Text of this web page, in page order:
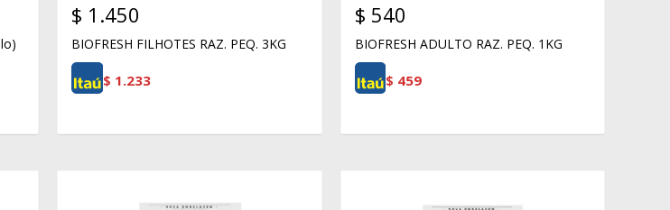
$ 1.450
BIOFRESH FILHOTES RAZ. PEQ. 3KG
$ 1.233
$ 540
BIOFRESH ADULTO RAZ. PEQ. 1KG
$ 459